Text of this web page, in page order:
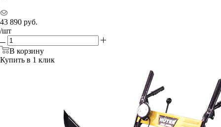
43 890 руб.
/шт
В корзину
Купить в 1 клик